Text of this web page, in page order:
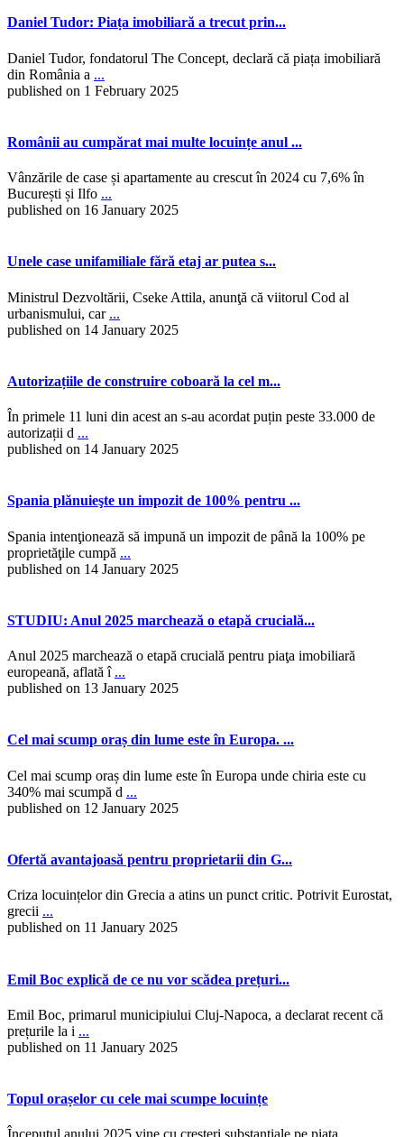
Daniel Tudor: Piața imobiliară a trecut prin...
Daniel Tudor, fondatorul The Concept, declară că piața imobiliară
din România a ...
published on 1 February 2025
Românii au cumpărat mai multe locuințe anul ...
Vânzările de case și apartamente au crescut în 2024 cu 7,6% în
București și Ilfo ...
published on 16 January 2025
Unele case unifamiliale fără etaj ar putea s...
Ministrul Dezvoltării, Cseke Attila, anunţă că viitorul Cod al
urbanismului, car ...
published on 14 January 2025
Autorizațiile de construire coboară la cel m...
În primele 11 luni din acest an s-au acordat puțin peste 33.000 de
autorizații d ...
published on 14 January 2025
Spania plănuieşte un impozit de 100% pentru ...
Spania intenţionează să impună un impozit de până la 100% pe
proprietăţile cumpă ...
published on 14 January 2025
STUDIU: Anul 2025 marchează o etapă crucială...
Anul 2025 marchează o etapă crucială pentru piaţa imobiliară
europeană, aflată î ...
published on 13 January 2025
Cel mai scump oraș din lume este în Europa. ...
Cel mai scump oraș din lume este în Europa unde chiria este cu
340% mai scumpă d ...
published on 12 January 2025
Ofertă avantajoasă pentru proprietarii din G...
Criza locuințelor din Grecia a atins un punct critic. Potrivit Eurostat,
grecii ...
published on 11 January 2025
Emil Boc explică de ce nu vor scădea prețuri...
Emil Boc, primarul municipiului Cluj-Napoca, a declarat recent că
prețurile la i ...
published on 11 January 2025
Topul orașelor cu cele mai scumpe locuințe